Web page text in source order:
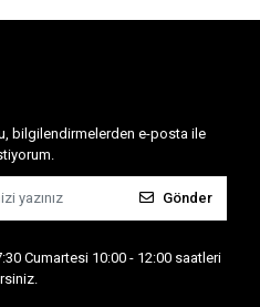
bilgilendirmelerden e-posta ile
Gönder
Cumartesi 10:00 - 12:00 saatleri